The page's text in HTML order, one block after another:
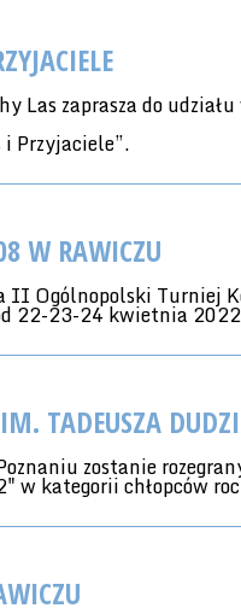
Las zaprasza do
i Przyjaciele”.
W RAWICZU
II Ogólnopolski Turniej
22-23-24 kwietnia
TADEUSZA
zostanie
w kategorii chłopców